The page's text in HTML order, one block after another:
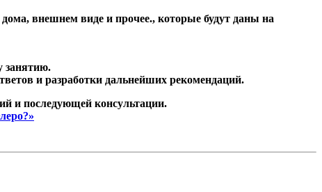
внешнем виде и прочее., которые будут даны на
занятию.
и разработки дальнейших рекомендаций.
и последующей консультации.